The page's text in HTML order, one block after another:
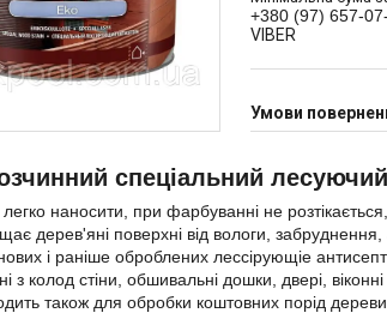
+380 (97) 657-
VIBER
спеціальний
наносити, при фарбуванні не
дерев'яні поверхні від вологи,
і раніше оброблених лессірующіе
з колод стіни, обшивальні дошки, двері, віконні
також для обробки коштовних порід